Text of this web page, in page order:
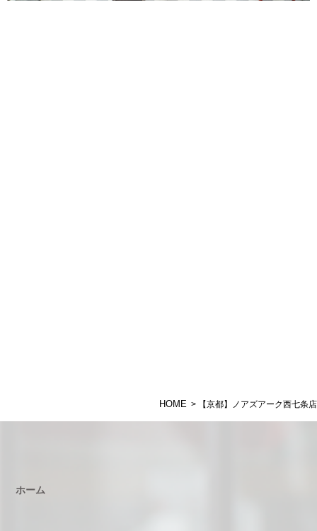
HOME > 【京都】ノアズアーク西七条店
ホーム